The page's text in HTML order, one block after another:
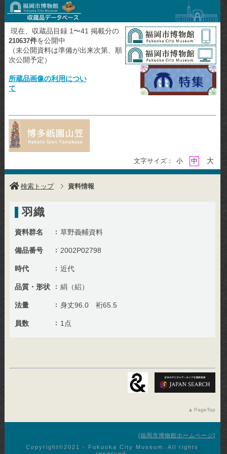
現在、収蔵品目録 1〜41 掲載分の
210637件を公開中
（未公開資料は準備が出来次第、順
次公開予定）
所蔵品画像の利用につい
て
文字サイズ： 小 中 大
検索トップ 資料情報
羽織
資料群名 草野義輔資料
備品番号 2002P02798
時代 近代
品質・形状 絹（絽）
法量 身丈96.0 裄65.5
員数 1点
PageTop
福岡市博物館ホームページ
Copyright©︎2021 - Fukuoka City Museum. All rights